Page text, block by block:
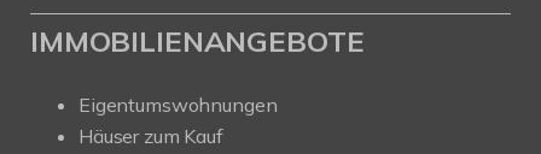
IMMOBILIENANGEBOTE
Eigentumswohnungen
Häuser zum Kauf